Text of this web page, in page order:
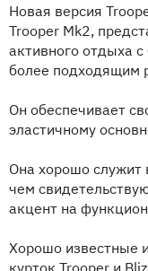
Новая версия
Trooper Mk2,
активного отдыха
более подходящим
Он обеспечивает
эластичному
Она хорошо служит
чем
акцент на
Хорошо известные
курток Trooper и